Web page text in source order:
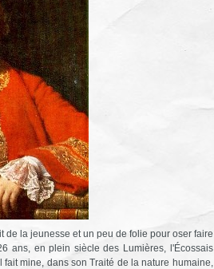
la jeunesse et un peu de folie pour oser faire
ans, en plein siècle des Lumières, l'Écossais
mine, dans son Traité de la nature humaine,